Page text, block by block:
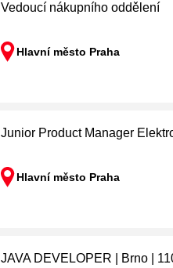
Vedoucí nákupního oddělení
Hlavní město Praha
Junior Product Manager
Hlavní město Praha
JAVA DEVELOPER | Brno |